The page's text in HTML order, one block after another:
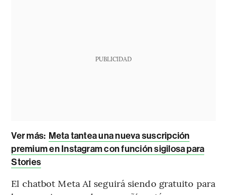
PUBLICIDAD
Ver más: Meta tantea una nueva suscripción
premium en Instagram con función sigilosa para
Stories
El chatbot Meta AI seguirá siendo gratuito para